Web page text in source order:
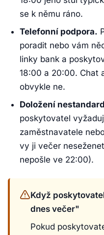
se k němu ráno.
Telefonní podpora.
poradit nebo vám
linky bank a
18:00 a 20:00. Chat
obvykle ne.
Doložení
poskytovatel
zaměstnavatele
vy ji večer
nepošle ve 22:00).
Když
dnes večer"
Pokud